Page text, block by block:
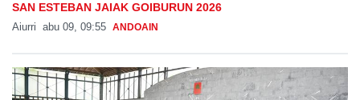
SAN ESTEBAN JAIAK GOIBURUN 2026
Aiurri abu 09, 09:55 ANDOAIN